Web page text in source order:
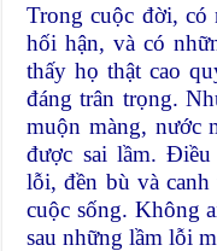
Trong cuộc đời, có
hối hận, và có
thấy họ thật cao
đáng trân trọng.
muộn màng, nước
được sai lầm.
lỗi, đền bù và
cuộc sống. Không
sau những lầm lỗi